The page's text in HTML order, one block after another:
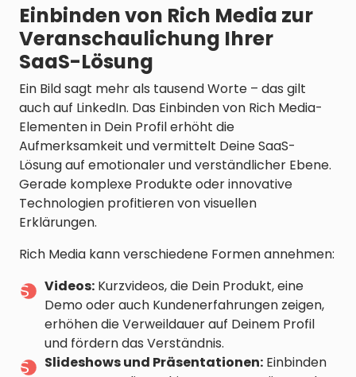
Einbinden von Rich Media zur
Veranschaulichung Ihrer
SaaS-Lösung
Ein Bild sagt mehr als tausend Worte – das gilt
auch auf LinkedIn. Das Einbinden von Rich Media-
Elementen in Dein Profil erhöht die
Aufmerksamkeit und vermittelt Deine SaaS-
Lösung auf emotionaler und verständlicher Ebene.
Gerade komplexe Produkte oder innovative
Technologien profitieren von visuellen
Erklärungen.
Rich Media kann verschiedene Formen annehmen:
Videos: Kurzvideos, die Dein Produkt, eine
Demo oder auch Kundenerfahrungen zeigen,
erhöhen die Verweildauer auf Deinem Profil
und fördern das Verständnis.
Slideshows und Präsentationen: Einbinden